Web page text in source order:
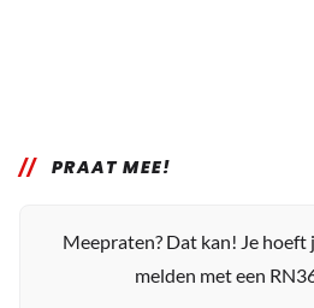
PRAAT MEE!
Meepraten? Dat kan! Je hoeft
melden met een